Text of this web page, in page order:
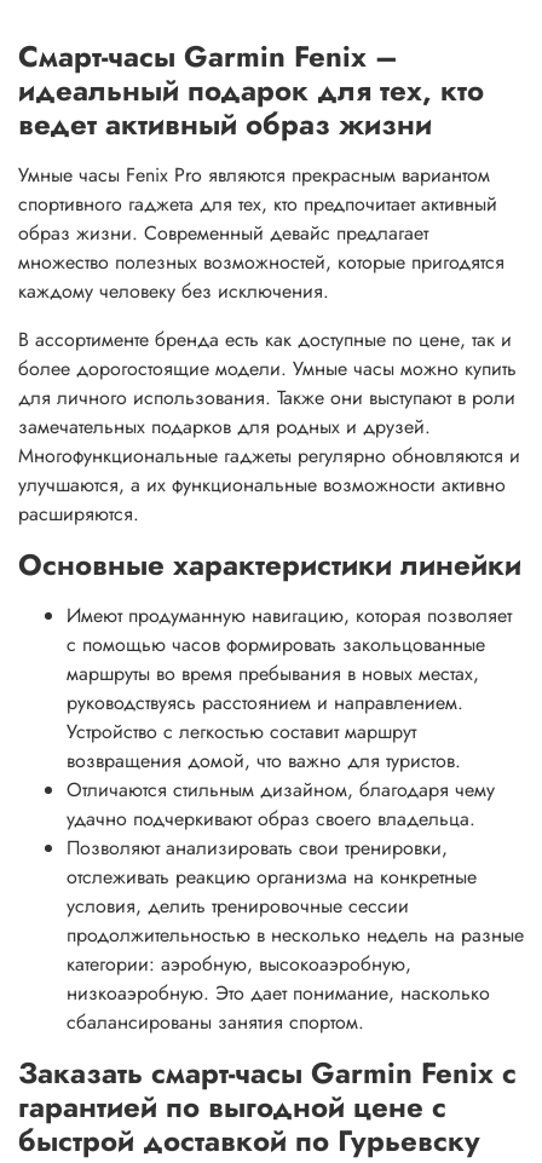
Смарт-часы Garmin Fenix –
идеальный подарок для тех, кто
ведет активный образ жизни
Умные часы Fenix Pro являются прекрасным вариантом
спортивного гаджета для тех, кто предпочитает активный
образ жизни. Современный девайс предлагает
множество полезных возможностей, которые пригодятся
каждому человеку без исключения.
В ассортименте бренда есть как доступные по цене, так и
более дорогостоящие модели. Умные часы можно купить
для личного использования. Также они выступают в роли
замечательных подарков для родных и друзей.
Многофункциональные гаджеты регулярно обновляются и
улучшаются, а их функциональные возможности активно
расширяются.
Основные характеристики линейки
Имеют продуманную навигацию, которая позволяет
с помощью часов формировать закольцованные
маршруты во время пребывания в новых местах,
руководствуясь расстоянием и направлением.
Устройство с легкостью составит маршрут
возвращения домой, что важно для туристов.
Отличаются стильным дизайном, благодаря чему
удачно подчеркивают образ своего владельца.
Позволяют анализировать свои тренировки,
отслеживать реакцию организма на конкретные
условия, делить тренировочные сессии
продолжительностью в несколько недель на разные
категории: аэробную, высокоаэробную,
низкоаэробную. Это дает понимание, насколько
сбалансированы занятия спортом.
Заказать смарт-часы Garmin Fenix с
гарантией по выгодной цене с
быстрой доставкой по Гурьевску